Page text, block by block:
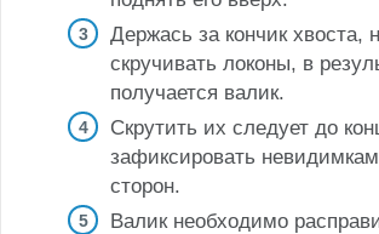
Держась за кончик хвоста,
скручивать локоны, в
получается валик.
Скрутить их следует до
зафиксировать
сторон.
Валик необходимо